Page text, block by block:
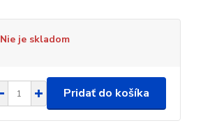
Nie je skladom
Pridať do košíka